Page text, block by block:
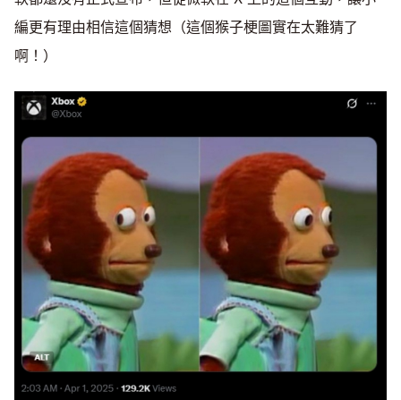
編更有理由相信這個猜想（這個猴子梗圖實在太難猜了
啊！）